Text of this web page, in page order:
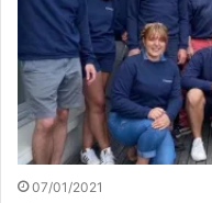
07/01/2021